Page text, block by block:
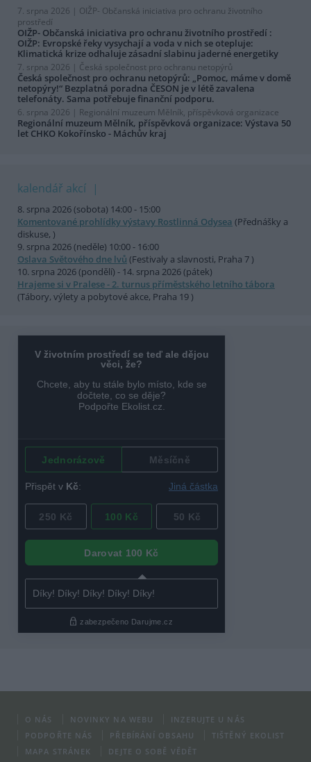
7. srpna 2026 | OIŽP- Občanská iniciativa pro ochranu životního
prostředí
OIŽP- Občanská iniciativa pro ochranu životního prostředí :
OIŽP: Evropské řeky vysychají a voda v nich se otepluje:
Klimatická krize odhaluje zásadní slabinu jaderné energetiky
7. srpna 2026 | Česká společnost pro ochranu netopýrů
Česká společnost pro ochranu netopýrů: „Pomoc, máme v domě
netopýry!“ Bezplatná poradna ČESON je v létě zavalena
telefonáty. Sama potřebuje finanční podporu.
6. srpna 2026 | Regionální muzeum Mělník, příspěvková organizace
Regionální muzeum Mělník, příspěvková organizace: Výstava 50
let CHKO Kokořínsko - Máchův kraj
kalendář akcí
8. srpna 2026 (sobota) 14:00 - 15:00
Komentované prohlídky výstavy Rostlinná Odysea (Přednášky a
diskuse, )
9. srpna 2026 (neděle) 10:00 - 16:00
Oslava Světového dne lvů (Festivaly a slavnosti, Praha 7 )
10. srpna 2026 (pondělí) - 14. srpna 2026 (pátek)
Hrajeme si v Pralese - 2. turnus příměstského letního tábora
(Tábory, výlety a pobytové akce, Praha 19 )
O NÁS NOVINKY NA WEBU
INZERUJTE U NÁS
PODPOŘTE NÁS
PŘEBÍRÁNÍ OBSAHU
TIŠTĚNÝ EKOLIST
MAPA STRÁNEK
DEJTE O SOBĚ VĚDĚT